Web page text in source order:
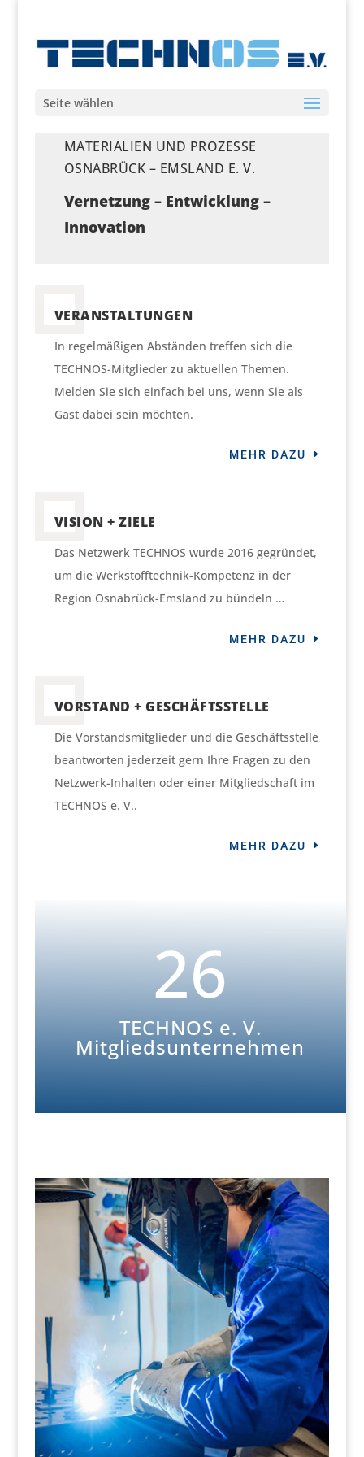
Seite wählen
MATERIALIEN UND PROZESSE
OSNABRÜCK – EMSLAND E. V.
Vernetzung – Entwicklung –
Innovation
VERANSTALTUNGEN
In regelmäßigen Abständen treffen sich die
TECHNOS-Mitglieder zu aktuellen Themen.
Melden Sie sich einfach bei uns, wenn Sie als
Gast dabei sein möchten.
MEHR DAZU
VISION + ZIELE
Das Netzwerk TECHNOS wurde 2016 gegründet,
um die Werkstofftechnik-Kompetenz in der
Region Osnabrück-Emsland zu bündeln …
MEHR DAZU
VORSTAND + GESCHÄFTSSTELLE
Die Vorstandsmitglieder und die Geschäftsstelle
beantworten jederzeit gern Ihre Fragen zu den
Netzwerk-Inhalten oder einer Mitgliedschaft im
TECHNOS e. V..
MEHR DAZU
26
TECHNOS e. V.
Mitgliedsunternehmen